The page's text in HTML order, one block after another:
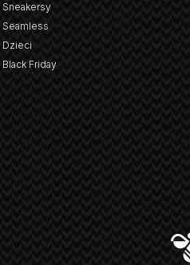
Sneakersy
Seamless
Dzieci
Black Friday